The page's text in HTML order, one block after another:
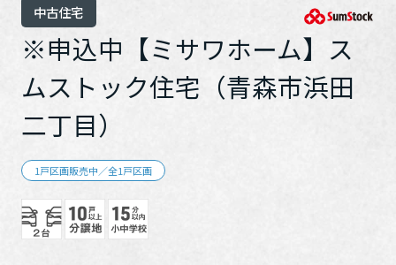
ミサワアイデンティティ
中古住宅
※申込中【ミサワホーム】ス
ムストック住宅（青森市浜田
二丁目）
1戸区画販売中／全1戸区画